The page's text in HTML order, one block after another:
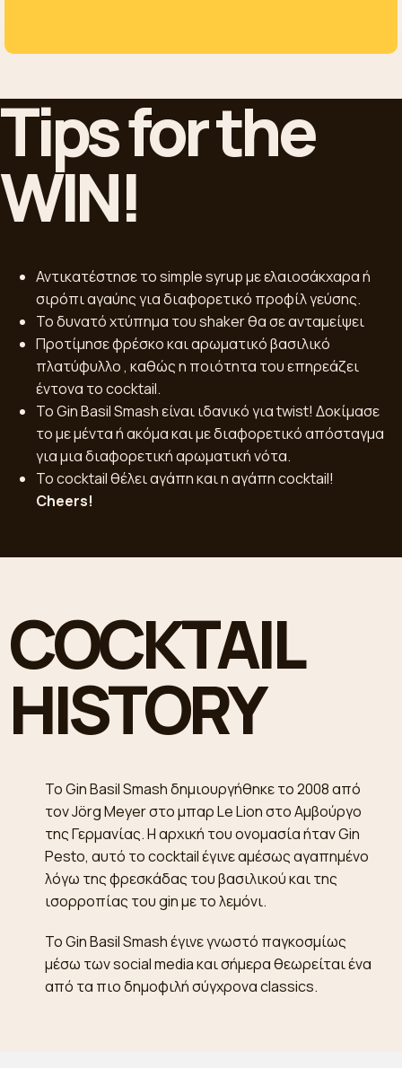
Tips for the
WIN!
Αντικατέστησε το simple syrup με ελαιοσάκχαρα ή
σιρόπι αγαύης για διαφορετικό προφίλ γεύσης.
Το δυνατό χτύπημα του shaker θα σε ανταμείψει
Προτίμησε φρέσκο και αρωματικό βασιλικό
πλατύφυλλο , καθώς η ποιότητα του επηρεάζει
έντονα το cocktail.
Το Gin Basil Smash είναι ιδανικό για twist! Δοκίμασε
το με μέντα ή ακόμα και με διαφορετικό απόσταγμα
για μια διαφορετική αρωματική νότα.
Το cocktail θέλει αγάπη και η αγάπη cocktail!
Cheers!
COCKTAIL
HISTORY
Το Gin Basil Smash δημιουργήθηκε το 2008 από
τον Jörg Meyer στο μπαρ Le Lion στο Αμβούργο
της Γερμανίας. Η αρχική του ονομασία ήταν Gin
Pesto, αυτό το cocktail έγινε αμέσως αγαπημένο
λόγω της φρεσκάδας του βασιλικού και της
ισορροπίας του gin με το λεμόνι.
Το Gin Basil Smash έγινε γνωστό παγκοσμίως
μέσω των social media και σήμερα θεωρείται ένα
από τα πιο δημοφιλή σύγχρονα classics.